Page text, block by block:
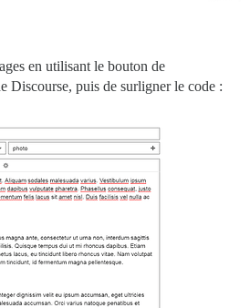
en utilisant le bouton de
Discourse, puis de surligner le code :